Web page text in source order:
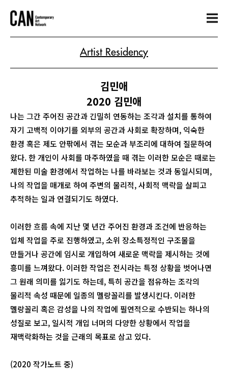
Artist Residency
김민애
2020 김민애
나는 그간 주어진 공간과 긴밀히 연동하는 조각과 설치를 통하여
자기 고백적 이야기를 외부의 공간과 사회로 확장하며, 익숙한
환경 혹은 제도 안팎에서 겪는 모순과 부조리에 대하여 질문하여
왔다. 한 개인이 사회를 마주하였을 때 겪는 이러한 모순은 때로는
제한된 미술 환경에서 작업하는 나를 바라보는 것과 동일시되며,
나의 작업을 매개로 하여 주변의 물리적, 사회적 맥락을 살피고
추적하는 일과 연결되기도 하였다.
이러한 흐름 속에 지난 몇 년간 주어진 환경과 조건에 반응하는
입체 작업을 주로 진행하였고, 소위 장소특정적인 구조물을
만들거나 공간에 임시로 개입하여 새로운 맥락을 제시하는 것에
흥미를 느껴왔다. 이러한 작업은 전시라는 특정 상황을 벗어나면
그 원래 의미를 잃기도 하는데, 특히 공간을 점유하는 조각의
물리적 속성 때문에 일종의 멜랑꼴리를 발생시킨다. 이러한
멜랑꼴리 혹은 감성을 나의 작업에 필연적으로 수반되는 하나의
성질로 보고, 일시적 개입 너머의 다양한 상황에서 작업을
재맥락화하는 것을 근래의 목표로 삼고 있다.
(2020 작가노트 중)